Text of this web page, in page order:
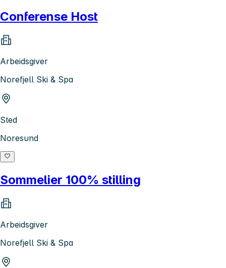
Conferense Host
Arbeidsgiver
Norefjell Ski & Spa
Sted
Noresund
Sommelier 100% stilling
Arbeidsgiver
Norefjell Ski & Spa